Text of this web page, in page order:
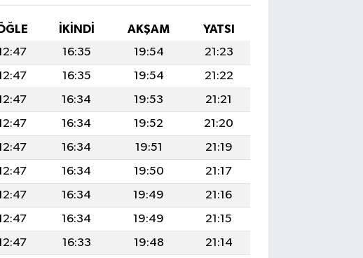
İKINDI AKŞAM
YATSI
16:35 19:54
21:23
16:35 19:54
21:22
16:34 19:53
21:21
16:34 19:52
21:20
16:34 19:51
21:19
16:34 19:50
21:17
16:34 19:49
21:16
16:34 19:49
21:15
16:33 19:48
21:14